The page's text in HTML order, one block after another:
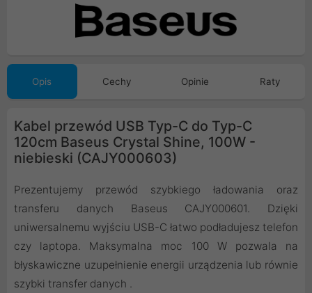
Opis Cechy Opinie Raty
Kabel przewód USB Typ-C do Typ-C
120cm Baseus Crystal Shine, 100W -
niebieski (CAJY000603)
Prezentujemy przewód szybkiego ładowania oraz
transferu danych Baseus CAJY000601. Dzięki
uniwersalnemu wyjściu USB-C łatwo podładujesz telefon
czy laptopa. Maksymalna moc 100 W pozwala na
błyskawiczne uzupełnienie energii urządzenia lub równie
szybki transfer danych .